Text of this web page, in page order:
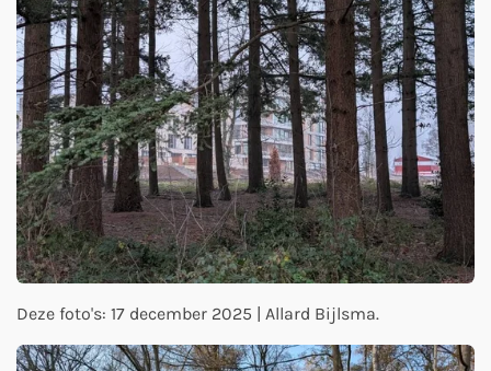
Deze foto's: 17 december 2025 | Allard Bijlsma.